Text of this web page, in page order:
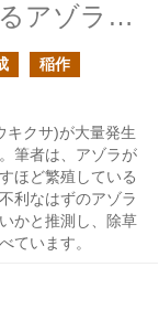
田の水表面を覆い赤く見せるアゾラたち
稲作
キクサ)が大量発生
筆者は、アゾラが
ほど繁殖している
利なはずのアゾラ
かと推測し、除草
ています。